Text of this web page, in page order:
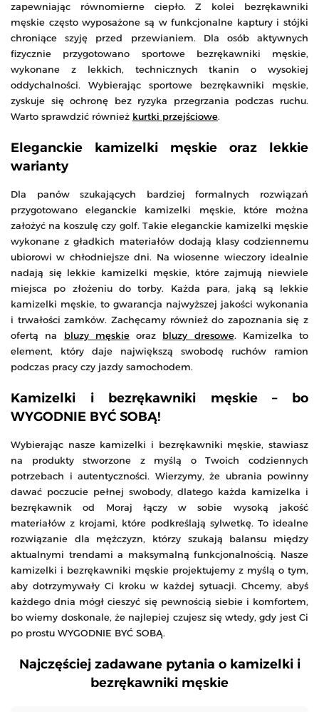
zapewniając równomierne ciepło. Z kolei bezrękawniki
męskie często wyposażone są w funkcjonalne kaptury i stójki
chroniące szyję przed przewianiem. Dla osób aktywnych
fizycznie przygotowano sportowe bezrękawniki męskie,
wykonane z lekkich, technicznych tkanin o wysokiej
oddychalności. Wybierając sportowe bezrękawniki męskie,
zyskuje się ochronę bez ryzyka przegrzania podczas ruchu.
Warto sprawdzić również kurtki przejściowe.
Eleganckie kamizelki męskie oraz lekkie
warianty
Dla panów szukających bardziej formalnych rozwiązań
przygotowano eleganckie kamizelki męskie, które można
założyć na koszulę czy golf. Takie eleganckie kamizelki męskie
wykonane z gładkich materiałów dodają klasy codziennemu
ubiorowi w chłodniejsze dni. Na wiosenne wieczory idealnie
nadają się lekkie kamizelki męskie, które zajmują niewiele
miejsca po złożeniu do torby. Każda para, jaką są lekkie
kamizelki męskie, to gwarancja najwyższej jakości wykonania
i trwałości zamków. Zachęcamy również do zapoznania się z
ofertą na bluzy męskieoraz bluzy dresowe. Kamizelka to
element, który daje największą swobodę ruchów ramion
podczas pracy czy jazdy samochodem.
Kamizelki i bezrękawniki męskie – bo
WYGODNIE BYĆ SOBĄ!
Wybierając nasze kamizelki i bezrękawniki męskie, stawiasz
na produkty stworzone z myślą o Twoich codziennych
potrzebach i autentyczności. Wierzymy, że ubrania powinny
dawać poczucie pełnej swobody, dlatego każda kamizelka i
bezrękawnik od Moraj łączy w sobie wysoką jakość
materiałów z krojami, które podkreślają sylwetkę. To idealne
rozwiązanie dla mężczyzn, którzy szukają balansu między
aktualnymi trendami a maksymalną funkcjonalnością. Nasze
kamizelki i bezrękawniki męskie projektujemy z myślą o tym,
aby dotrzymywały Ci kroku w każdej sytuacji. Chcemy, abyś
każdego dnia mógł cieszyć się pewnością siebie i komfortem,
bo wiemy doskonale, że najlepiej czujesz się wtedy, gdy jest Ci
po prostu WYGODNIE BYĆ SOBĄ.
Najczęściej zadawane pytania o kamizelki i
bezrękawniki męskie